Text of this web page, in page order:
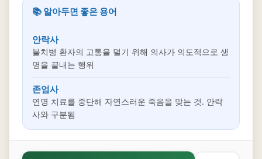
📚 알아두면 좋은 용어
안락사
불치병 환자의 고통을 덜기 위해 의사가 의도적으로 생
명을 끝내는 행위
존엄사
연명 치료를 중단해 자연스러운 죽음을 맞는 것. 안락
사와 구분됨